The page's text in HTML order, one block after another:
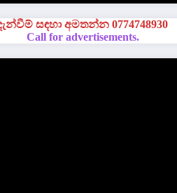
සඳහා අමතන්න 0774748930
Call for advertisements.